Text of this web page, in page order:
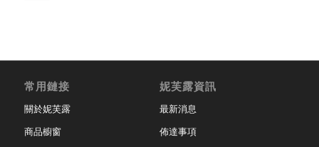
常用鏈接
關於妮芙露
商品櫥窗
妮芙露資訊
最新消息
佈達事項